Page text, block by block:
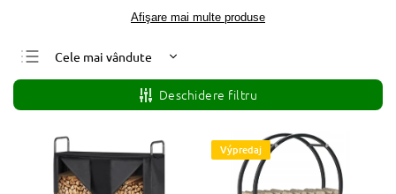
Afişare mai multe produse
Cele mai vândute
Cele mai ieftine
Cele mai scumpe
Alfabetic
Deschidere filtru
Výpredaj